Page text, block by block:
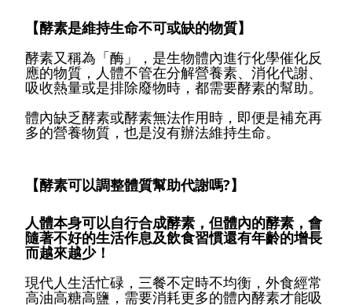
【酵素是維持生命不可或缺的物質】
酵素又稱為「酶」，是生物體內進行化學催化反
應的物質，人體不管在分解營養素、消化代謝、
吸收熱量或是排除廢物時，都需要酵素的幫助。
體內缺乏酵素或酵素無法作用時，即便是補充再
多的營養物質，也是沒有辦法維持生命。
【酵素可以調整體質幫助代謝嗎?】
人體本身可以自行合成酵素，但體內的酵素，會
隨著不好的生活作息及飲食習慣還有年齡的增長
而越來越少！
現代人生活忙碌，三餐不定時不均衡，外食經常
高油高糖高鹽，需要消耗更多的體內酵素才能吸